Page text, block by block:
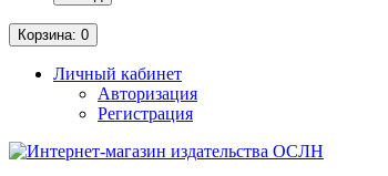
Корзина: 0
Личный кабинет
Авторизация
Регистрация